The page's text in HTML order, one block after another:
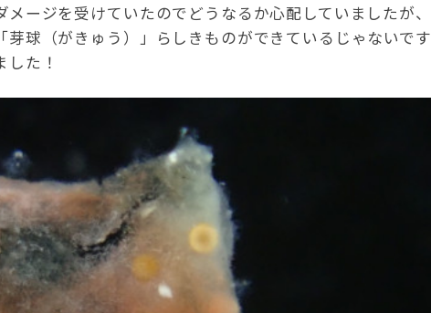
ージを受けていたのでどうなるか心配していましたが、
球（がきゅう）」らしきものができているじゃないです
た！